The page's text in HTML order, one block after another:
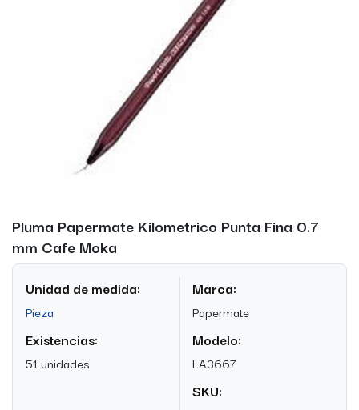
Pluma Papermate Kilometrico Punta Fina 0.7
mm Cafe Moka
Unidad de medida:
Pieza
Existencias:
51 unidades
Marca:
Papermate
Modelo:
LA3667
SKU: